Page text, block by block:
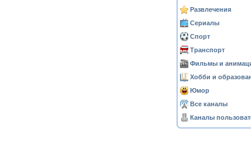
Развлечения
Сериалы
Спорт
Транспорт
Фильмы и
Хобби и
Юмор
Все каналы
Каналы